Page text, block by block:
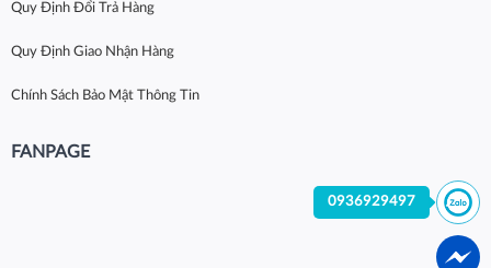
Quy Định Đổi Trả Hàng
Quy Định Giao Nhận Hàng
Chính Sách Bảo Mật Thông Tin
FANPAGE
0936929497